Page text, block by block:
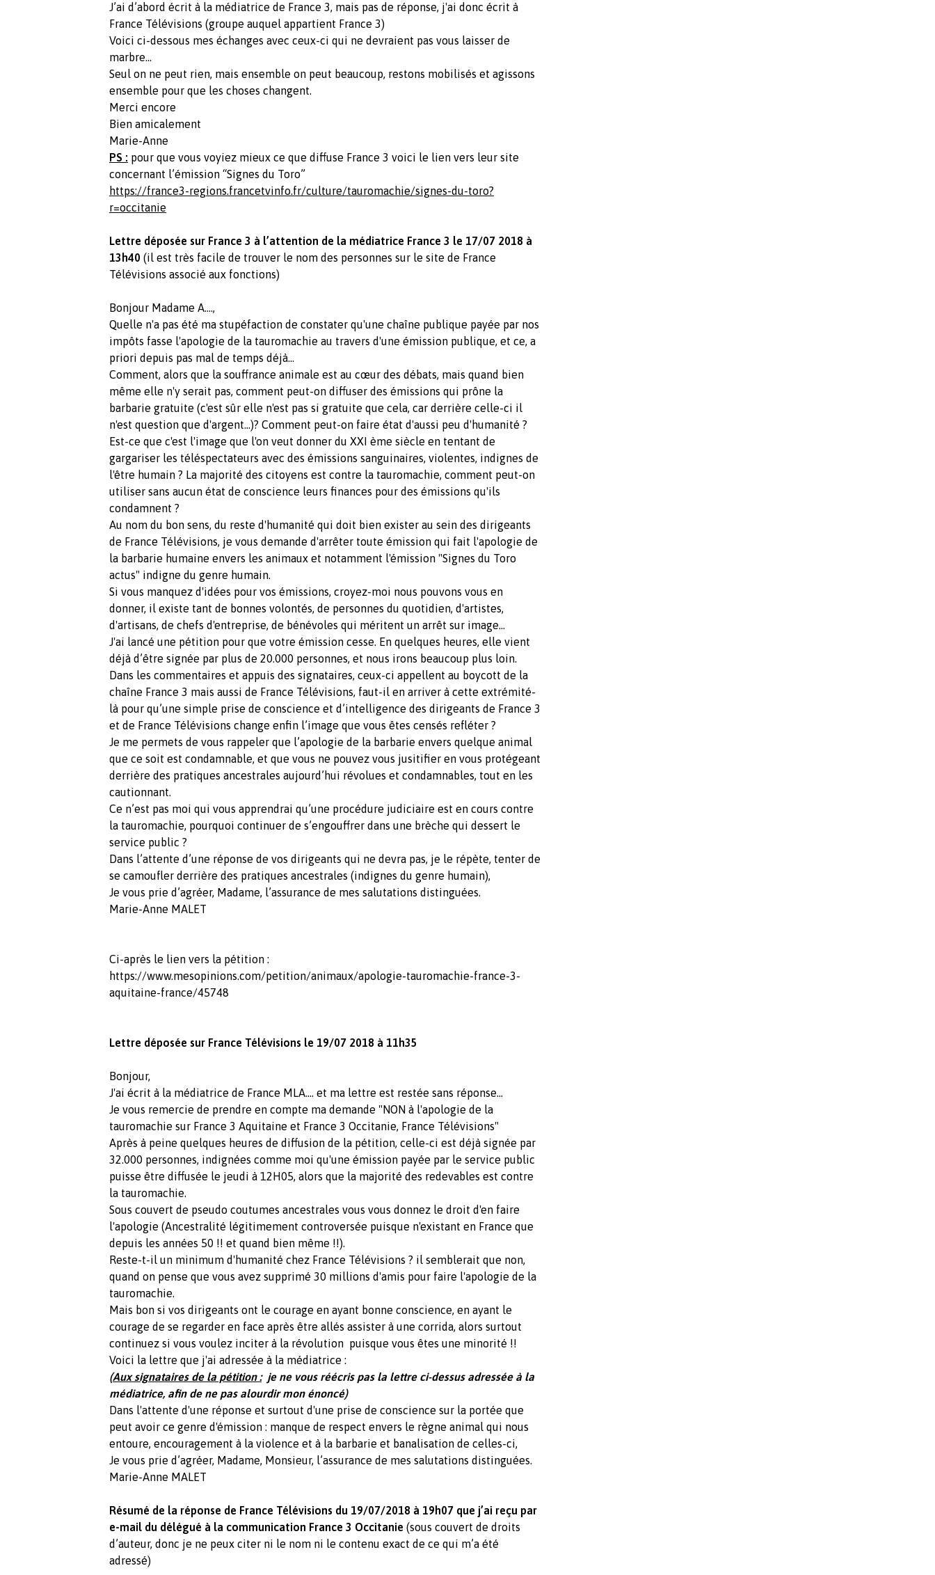
J’ai d’abord écrit à la médiatrice de France 3, mais pas de réponse, j'ai donc écrit à
France Télévisions (groupe auquel appartient France 3)
Voici ci-dessous mes échanges avec ceux-ci qui ne devraient pas vous laisser de
marbre...
Seul on ne peut rien, mais ensemble on peut beaucoup, restons mobilisés et agissons
ensemble pour que les choses changent.
Merci encore
Bien amicalement
Marie-Anne
PS : pour que vous voyiez mieux ce que diffuse France 3 voici le lien vers leur site
concernant l’émission “Signes du Toro”
https://france3-regions.francetvinfo.fr/culture/tauromachie/signes-du-toro?
r=occitanie
Lettre déposée sur France 3 à l’attention de la médiatrice France 3 le 17/07 2018 à
13h40 (il est très facile de trouver le nom des personnes sur le site de France
Télévisions associé aux fonctions)
Bonjour Madame A….,
Quelle n'a pas été ma stupéfaction de constater qu'une chaîne publique payée par nos
impôts fasse l'apologie de la tauromachie au travers d'une émission publique, et ce, a
priori depuis pas mal de temps déjà…
Comment, alors que la souffrance animale est au cœur des débats, mais quand bien
même elle n'y serait pas, comment peut-on diffuser des émissions qui prône la
barbarie gratuite (c'est sûr elle n'est pas si gratuite que cela, car derrière celle-ci il
n'est question que d'argent…)? Comment peut-on faire état d'aussi peu d'humanité ?
Est-ce que c'est l'image que l'on veut donner du XXI ème siècle en tentant de
gargariser les téléspectateurs avec des émissions sanguinaires, violentes, indignes de
l'être humain ? La majorité des citoyens est contre la tauromachie, comment peut-on
utiliser sans aucun état de conscience leurs finances pour des émissions qu'ils
condamnent ?
Au nom du bon sens, du reste d'humanité qui doit bien exister au sein des dirigeants
de France Télévisions, je vous demande d'arrêter toute émission qui fait l'apologie de
la barbarie humaine envers les animaux et notamment l'émission "Signes du Toro
actus" indigne du genre humain.
Si vous manquez d'idées pour vos émissions, croyez-moi nous pouvons vous en
donner, il existe tant de bonnes volontés, de personnes du quotidien, d'artistes,
d'artisans, de chefs d'entreprise, de bénévoles qui méritent un arrêt sur image…
J'ai lancé une pétition pour que votre émission cesse. En quelques heures, elle vient
déjà d’être signée par plus de 20.000 personnes, et nous irons beaucoup plus loin.
Dans les commentaires et appuis des signataires, ceux-ci appellent au boycott de la
chaîne France 3 mais aussi de France Télévisions, faut-il en arriver à cette extrémité-
là pour qu’une simple prise de conscience et d’intelligence des dirigeants de France 3
et de France Télévisions change enfin l’image que vous êtes censés refléter ?
Je me permets de vous rappeler que l’apologie de la barbarie envers quelque animal
que ce soit est condamnable, et que vous ne pouvez vous jusitifier en vous protégeant
derrière des pratiques ancestrales aujourd’hui révolues et condamnables, tout en les
cautionnant.
Ce n’est pas moi qui vous apprendrai qu’une procédure judiciaire est en cours contre
la tauromachie, pourquoi continuer de s’engouffrer dans une brèche qui dessert le
service public ?
Dans l’attente d’une réponse de vos dirigeants qui ne devra pas, je le répète, tenter de
se camoufler derrière des pratiques ancestrales (indignes du genre humain),
Je vous prie d’agréer, Madame, l’assurance de mes salutations distinguées.
Marie-Anne MALET
Ci-après le lien vers la pétition :
https://www.mesopinions.com/petition/animaux/apologie-tauromachie-france-3-
aquitaine-france/45748
Lettre déposée sur France Télévisions le 19/07 2018 à 11h35
Bonjour,
J'ai écrit à la médiatrice de France MLA…. et ma lettre est restée sans réponse...
Je vous remercie de prendre en compte ma demande "NON à l'apologie de la
tauromachie sur France 3 Aquitaine et France 3 Occitanie, France Télévisions"
Après à peine quelques heures de diffusion de la pétition, celle-ci est déjà signée par
32.000 personnes, indignées comme moi qu'une émission payée par le service public
puisse être diffusée le jeudi à 12H05, alors que la majorité des redevables est contre
la tauromachie.
Sous couvert de pseudo coutumes ancestrales vous vous donnez le droit d'en faire
l'apologie (Ancestralité légitimement controversée puisque n'existant en France que
depuis les années 50 !! et quand bien même !!).
Reste-t-il un minimum d'humanité chez France Télévisions ? il semblerait que non,
quand on pense que vous avez supprimé 30 millions d'amis pour faire l'apologie de la
tauromachie.
Mais bon si vos dirigeants ont le courage en ayant bonne conscience, en ayant le
courage de se regarder en face après être allés assister à une corrida, alors surtout
continuez si vous voulez inciter à la révolution puisque vous êtes une minorité !!
Voici la lettre que j'ai adressée à la médiatrice :
(Aux signataires de la pétition :je ne vous réécris pas la lettre ci-dessus adressée à la
médiatrice, afin de ne pas alourdir mon énoncé)
Dans l'attente d'une réponse et surtout d'une prise de conscience sur la portée que
peut avoir ce genre d'émission : manque de respect envers le règne animal qui nous
entoure, encouragement à la violence et à la barbarie et banalisation de celles-ci,
Je vous prie d’agréer, Madame, Monsieur, l’assurance de mes salutations distinguées.
Marie-Anne MALET
Résumé de la réponse de France Télévisions du 19/07/2018 à 19h07 que j’ai reçu par
e-mail du délégué à la communication France 3 Occitanie (sous couvert de droits
d’auteur, donc je ne peux citer ni le nom ni le contenu exact de ce qui m’a été
adressé)